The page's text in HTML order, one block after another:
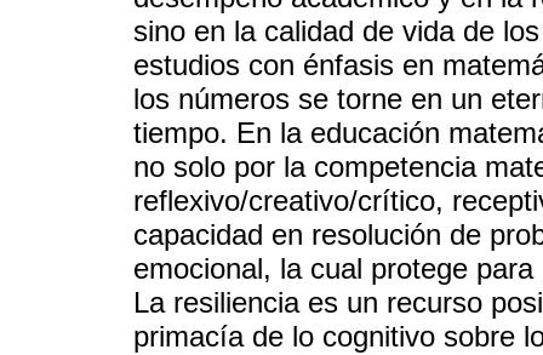
sino en la calidad de vida de
estudios con énfasis en
los números se torne en un
tiempo. En la educación
no solo por la competencia
reflexivo/creativo/crítico,
capacidad en resolución de
emocional, la cual protege
La resiliencia es un recurso
primacía de lo cognitivo sobre